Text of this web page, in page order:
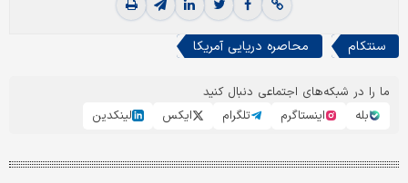
سنتکام محاصره دریایی آمریکا
ما را در شبکه‌های اجتماعی دنبال کنید
بله
اینستاگرم تلگرام ایکس لینکدین